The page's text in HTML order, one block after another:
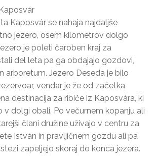
Kaposvár se nahaja najdaljše
jezero, osem kilometrov dolgo
je poleti čaroben kraj za
del leta pa ga obdajajo gozdovi,
arboretum. Jezero Deseda je bilo
vendar je že od začetka
destinacija za ribiče iz Kaposvára, ki
v dolgi obali. Po večurnem kopanju ali
člani družine uživajo v centru za
István in pravljičnem gozdu ali pa
zapeljejo skoraj do konca jezera.